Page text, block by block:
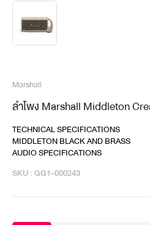
Marshall
ลำโพง Marshall Middleton
TECHNICAL SPECIFICATIONS
MIDDLETON BLACK AND BRASS
AUDIO SPECIFICATIONS
SKU : GG1-000243